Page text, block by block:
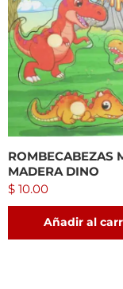
ROMBECABEZAS
MADERA DINO
$ 10.00
Añadir al